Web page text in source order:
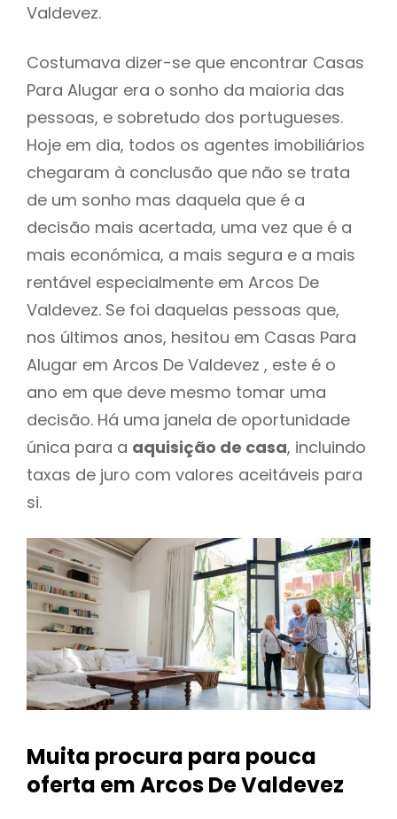
Valdevez.
Costumava dizer-se que encontrar Casas
Para Alugar era o sonho da maioria das
pessoas, e sobretudo dos portugueses.
Hoje em dia, todos os agentes imobiliários
chegaram à conclusão que não se trata
de um sonho mas daquela que é a
decisão mais acertada, uma vez que é a
mais económica, a mais segura e a mais
rentável especialmente em Arcos De
Valdevez. Se foi daquelas pessoas que,
nos últimos anos, hesitou em Casas Para
Alugar em Arcos De Valdevez , este é o
ano em que deve mesmo tomar uma
decisão. Há uma janela de oportunidade
única para a aquisição de casa, incluindo
taxas de juro com valores aceitáveis para
si.
Muita procura para pouca
oferta em Arcos De Valdevez